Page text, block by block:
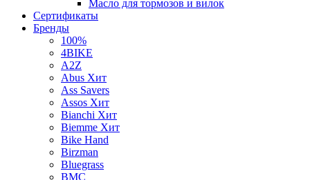
Масло для тормозов и вилок
Сертификаты
Бренды
100%
4BIKE
A2Z
Abus Хит
Ass Savers
Assos Хит
Bianchi Хит
Biemme Хит
Bike Hand
Birzman
Bluegrass
BMC